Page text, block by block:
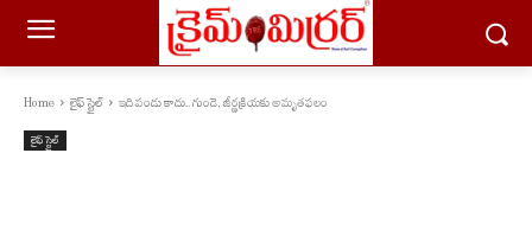
Home లైఫ్ స్టైల్ ఇది పండు కాదు.. గుండె, జీర్ణక్రియకు అమృతఫలం
లైఫ్ స్టైల్